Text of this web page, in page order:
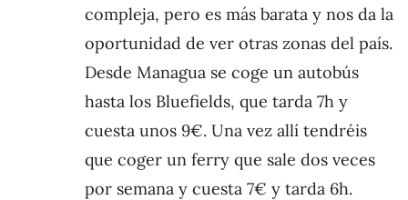
compleja, pero es más barata y nos da la
oportunidad de ver otras zonas del país.
Desde Managua se coge un autobús
hasta los Bluefields, que tarda 7h y
cuesta unos 9€. Una vez allí tendréis
que coger un ferry que sale dos veces
por semana y cuesta 7€ y tarda 6h.